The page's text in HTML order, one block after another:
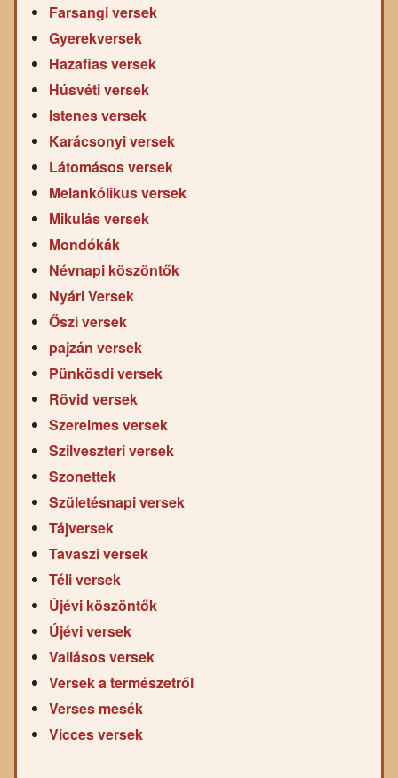
Farsangi versek
Gyerekversek
Hazafias versek
Húsvéti versek
Istenes versek
Karácsonyi versek
Látomásos versek
Melankólikus versek
Mikulás versek
Mondókák
Névnapi köszöntők
Nyári Versek
Őszi versek
pajzán versek
Pünkösdi versek
Rövid versek
Szerelmes versek
Szilveszteri versek
Szonettek
Születésnapi versek
Tájversek
Tavaszi versek
Téli versek
Újévi köszöntők
Újévi versek
Vallásos versek
Versek a természetről
Verses mesék
Vicces versek